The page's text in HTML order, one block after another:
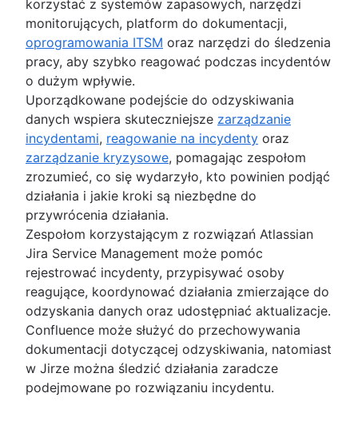
korzystać z systemów zapasowych, narzędzi
monitorujących, platform do dokumentacji,
oprogramowania ITSM oraz narzędzi do śledzenia
pracy, aby szybko reagować podczas incydentów
o dużym wpływie.
Uporządkowane podejście do odzyskiwania
danych wspiera skuteczniejsze zarządzanie
incydentami, reagowanie na incydenty oraz
zarządzanie kryzysowe, pomagając zespołom
zrozumieć, co się wydarzyło, kto powinien podjąć
działania i jakie kroki są niezbędne do
przywrócenia działania.
Zespołom korzystającym z rozwiązań Atlassian
Jira Service Management może pomóc
rejestrować incydenty, przypisywać osoby
reagujące, koordynować działania zmierzające do
odzyskania danych oraz udostępniać aktualizacje.
Confluence może służyć do przechowywania
dokumentacji dotyczącej odzyskiwania, natomiast
w Jirze można śledzić działania zaradcze
podejmowane po rozwiązaniu incydentu.